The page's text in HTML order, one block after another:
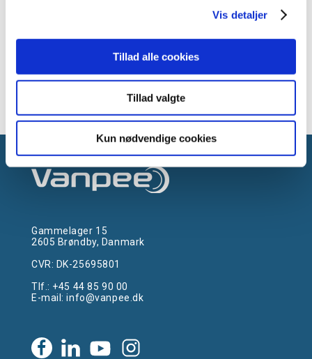
Vis detaljer
Tillad alle cookies
Tillad valgte
Kun nødvendige cookies
Klostermarkhallen
Gammelager 15
2605 Brøndby, Danmark
CVR: DK-25695801
Tlf.: +45 44 85 90 00
E-mail:info@vanpee.dk